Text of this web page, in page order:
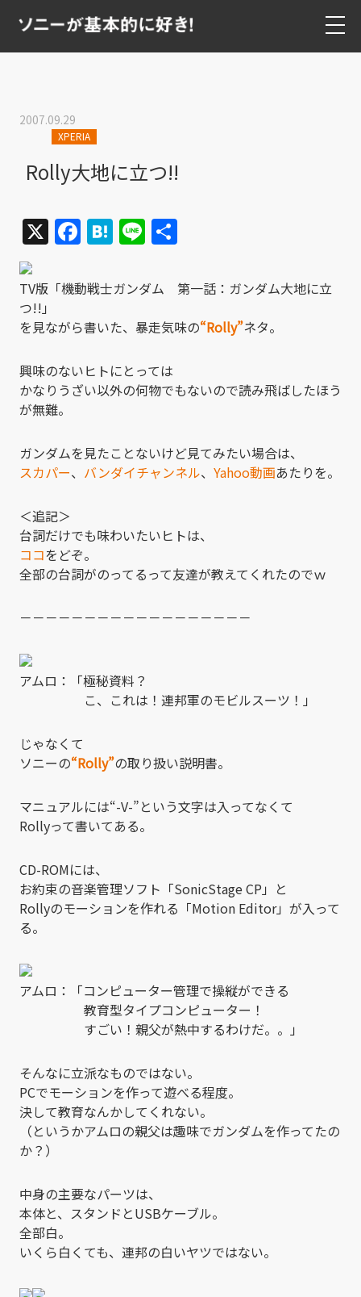
2007.09.29
XPERIA
Rolly大地に立つ!!
X Facebook
Hatena
Line
TV版「機動戦士ガンダム 第一話：ガンダム大地に立
つ!!」
を見ながら書いた、暴走気味の“Rolly”ネタ。
興味のないヒトにとっては
かなりうざい以外の何物でもないので読み飛ばしたほう
が無難。
ガンダムを見たことないけど見てみたい場合は、
スカパー、 バンダイチャンネル、 Yahoo動画あたりを。
＜追記＞
台詞だけでも味わいたいヒトは、
ココをどぞ。
全部の台詞がのってるって友達が教えてくれたのでｗ
－－－－－－－－－－－－－－－－－－
アムロ：「極秘資料？
こ、これは！連邦軍のモビルスーツ！」
じゃなくて
ソニーの“Rolly”の取り扱い説明書。
マニュアルには“-V-”という文字は入ってなくて
Rollyって書いてある。
CD-ROMには、
お約束の音楽管理ソフト「SonicStage CP」と
Rollyのモーションを作れる「Motion Editor」が入って
る。
アムロ：「コンピューター管理で操縦ができる
教育型タイプコンピューター！
すごい！親父が熱中するわけだ。。」
そんなに立派なものではない。
PCでモーションを作って遊べる程度。
決して教育なんかしてくれない。
（というかアムロの親父は趣味でガンダムを作ってたの
か？）
中身の主要なパーツは、
本体と、スタンドとUSBケーブル。
全部白。
いくら白くても、連邦の白いヤツではない。